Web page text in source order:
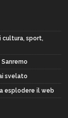
cultura, sport,
svelato
esplodere il web